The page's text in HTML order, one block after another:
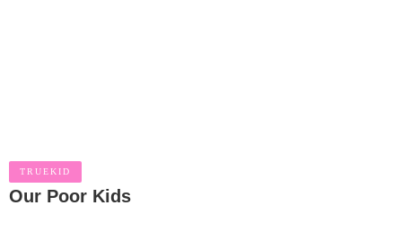
TRUEKID
Our Poor Kids